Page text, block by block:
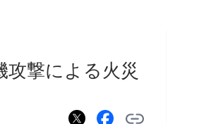
攻撃による火災